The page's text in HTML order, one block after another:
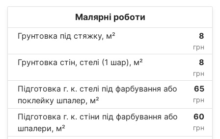
Малярні роботи
Грунтовка під стяжку, м² 8
грн
Грунтовка стін, стелі (1 шар), м² 8
грн
Підготовка г. к. стелі під фарбування або
поклейку шпалер, м²
65
грн
Підготовка г. к. стіни під фарбування або
шпалери, м²
60
грн